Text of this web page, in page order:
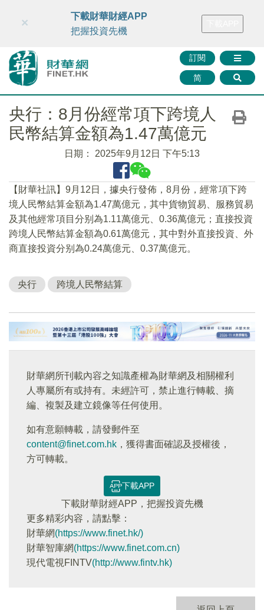
財華智庫網 FINTV FINMETA 財華證券 媒體矩陣
訂閱
简
×
下載財華財經APP
把握投資先機
央行：8月份經常項下跨境人
民幣結算金額為1.47萬億元
日期： 2025年9月12日 下午5:13
【財華社訊】9月12日，據央行發佈，8月份，經常項下跨
境人民幣結算金額為1.47萬億元，其中貨物貿易、服務貿易
及其他經常項目分别為1.11萬億元、0.36萬億元；直接投資
跨境人民幣結算金額為0.61萬億元，其中對外直接投資、外
商直接投資分别為0.24萬億元、0.37萬億元。
央行 跨境人民幣結算
財華網所刊載內容之知識產權為財華網及相關權利
人專屬所有或持有。未經許可，禁止進行轉載、摘
編、複製及建立鏡像等任何使用。
如有意願轉載，請發郵件至
content@finet.com.hk ，獲得書面確認及授權後，
方可轉載。
下載APP
下載財華財經APP，把握投資先機
更多精彩内容，請點擊：
財華網(https://www.finet.hk/)
財華智庫網(https://www.finet.com.cn)
現代電視FINTV(http://www.fintv.hk)